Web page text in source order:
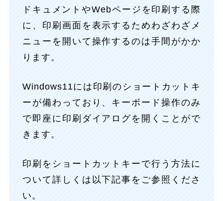
ドキュメントやWebページを印刷する際
に、印刷画面を表示するためわざわざメ
ニューを開いて操作するのは手間がかか
ります。
Windows11には印刷のショートカットキ
ーが備わっており、キーボード操作のみ
で即座に印刷ダイアログを開くことがで
きます。
印刷をショートカットキーで行う方法に
ついて詳しくは以下記事をご参照くださ
い。